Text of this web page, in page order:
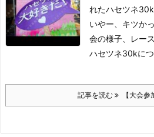
れたハセツネ30k
いやー、キツか
会の様子、レー
ハセツネ30kに
記事を読む 【大会参